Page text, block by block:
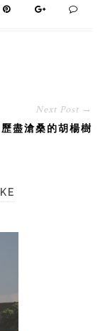
Next Post →
歷盡滄桑的胡楊樹